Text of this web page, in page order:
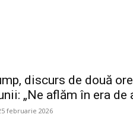
discurs de două
„Ne aflăm în era de
februarie 2026